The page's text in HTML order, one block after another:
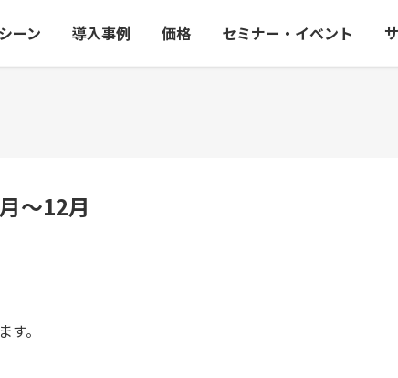
ーン 導入事例 価格 セミナー・イベント
～12月
。